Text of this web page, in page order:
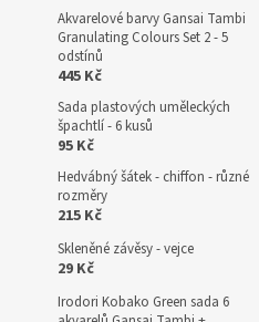
Akvarelové barvy Gansai Tambi
Granulating Colours Set 2 - 5
odstínů
445 Kč
Sada plastových uměleckých
špachtlí - 6 kusů
95 Kč
Hedvábný šátek - chiffon - různé
rozměry
215 Kč
Skleněné závěsy - vejce
29 Kč
Irodori Kobako Green sada 6